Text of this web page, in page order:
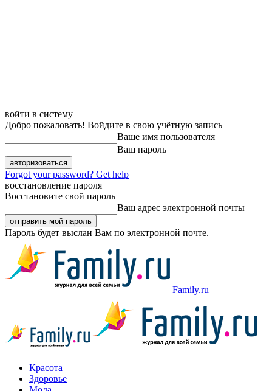
войти в систему
Добро пожаловать! Войдите в свою учётную запись
Ваше имя пользователя
Ваш пароль
Forgot your password? Get help
восстановление пароля
Восстановите свой пароль
Ваш адрес электронной почты
Пароль будет выслан Вам по электронной почте.
Family.ru
Красота
Здоровье